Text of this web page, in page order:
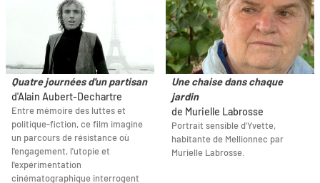
Quatre journées d'un partisan
d'Alain Aubert-Dechartre
Entre mémoire des luttes et
politique-fiction, ce film imagine
un parcours de résistance où
l'engagement, l'utopie et
l'expérimentation
cinématographique interrogent
Une chaise dans chaque
jardin
de Murielle Labrosse
Portrait sensible d'Yvette,
habitante de Mellionnec par
Murielle Labrosse.